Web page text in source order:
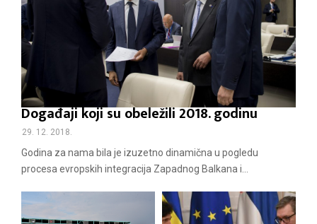
Događaji koji su obeležili 2018. godinu
29. 12. 2018.
Godina za nama bila je izuzetno dinamična u pogledu
procesa evropskih integracija Zapadnog Balkana i...